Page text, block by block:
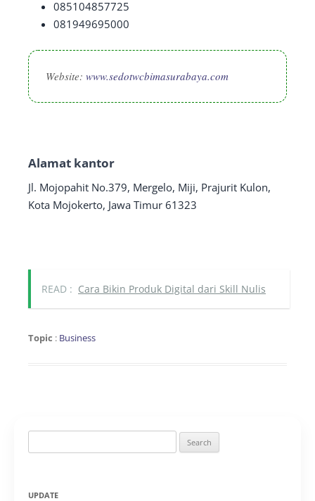
085104857725
081949695000
Website: www.sedotwcbimasurabaya.com
Alamat kantor
Jl. Mojopahit No.379, Mergelo, Miji, Prajurit Kulon,
Kota Mojokerto, Jawa Timur 61323
READ : Cara Bikin Produk Digital dari Skill Nulis
Topic : Business
for:
UPDATE